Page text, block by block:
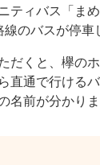
ティバス「ま
のバスが停車
だくと、欅の
直通で行ける
名前が分かりま